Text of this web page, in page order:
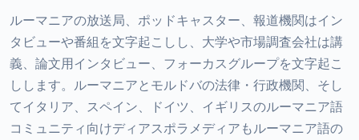
ルーマニアの放送局、ポッドキャスター、報道機関はイン
タビューや番組を文字起こしし、大学や市場調査会社は講
義、論文用インタビュー、フォーカスグループを文字起こ
しします。ルーマニアとモルドバの法律・行政機関、そし
てイタリア、スペイン、ドイツ、イギリスのルーマニア語
コミュニティ向けディアスポラメディアもルーマニア語の